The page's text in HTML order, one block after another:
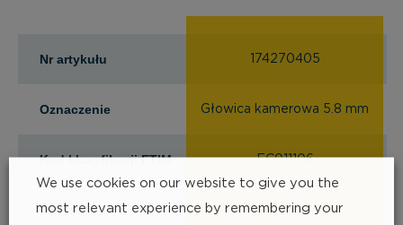
Nr artykułu
Oznaczenie
Kod klasyfikacji ETIM
Długość
174270405
Głowica kamerowa 5.8 mm
EC011106
0.9m
We use cookies on our website to give you the
most relevant experience by remembering your